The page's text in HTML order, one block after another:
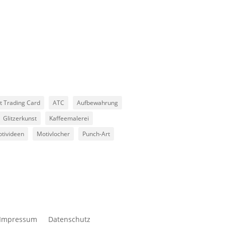
Trading Card ATC
Aufbewahrung
Glitzerkunst
Kaffeemalerei
Motivlocher Punch-Art
Datenschutz